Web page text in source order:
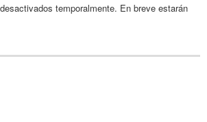
temporalmente. En breve estarán